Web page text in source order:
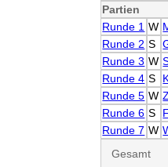
Partien
Runde 1 W
Runde 2 S
Runde 3 W
Runde 4 S
Runde 5 W
Runde 6 S
Runde 7 W
Gesamt